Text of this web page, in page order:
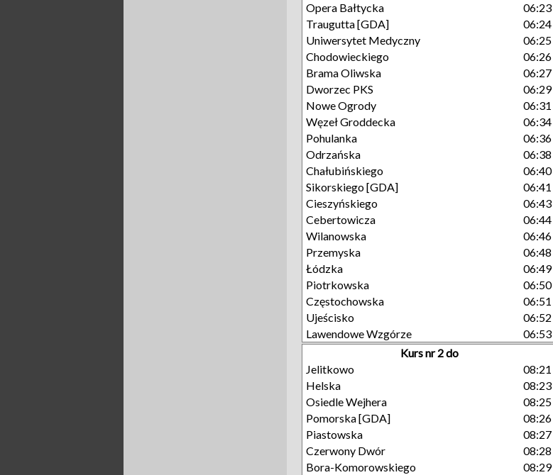
Opera Bałtycka
06:23
Traugutta [GDA]
06:24
Uniwersytet Medyczny
06:25
Chodowieckiego
06:26
Brama Oliwska
06:27
Dworzec PKS
06:29
Nowe Ogrody
06:31
Węzeł Groddecka
06:34
Pohulanka
06:36
Odrzańska
06:38
Chałubińskiego
06:40
Sikorskiego [GDA]
06:41
Cieszyńskiego
06:43
Cebertowicza
06:44
Wilanowska
06:46
Przemyska
06:48
Łódzka
06:49
Piotrkowska
06:50
Częstochowska
06:51
Ujeścisko
06:52
Lawendowe Wzgórze
06:53
Kurs nr 2 do
Jelitkowo
08:21
Helska
08:23
Osiedle Wejhera
08:25
Pomorska [GDA]
08:26
Piastowska
08:27
Czerwony Dwór
08:28
Bora-Komorowskiego
08:29